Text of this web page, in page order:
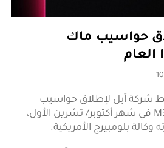
حواسيب ماك
شركة آبل لإطلاق حواسيب
ماك تعمل بمعالج M3 في شهر أكتوبر/ تشرين الأول،
وكالة بلومبيرج الأمريكية.